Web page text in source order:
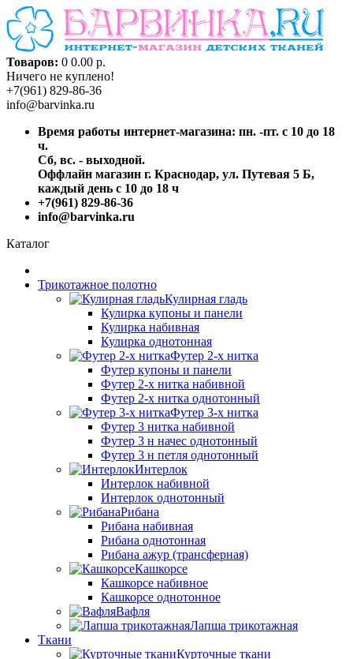
Товаров: 0 0.00 р.
Ничего не куплено!
+7(961) 829-86-36
info@barvinka.ru
Время работы интернет-магазина: пн. -пт. с 10 до 18
ч.
Сб, вс. - выходной.
Оффлайн магазин г. Краснодар, ул. Путевая 5 Б,
каждый день с 10 до 18 ч
+7(961) 829-86-36
info@barvinka.ru
Каталог
Трикотажное полотно
Кулирная гладь
Кулирка купоны и панели
Кулирка набивная
Кулирка однотонная
Футер 2-х нитка
Футер купоны и панели
Футер 2-х нитка набивной
Футер 2-х нитка однотонный
Футер 3-х нитка
Футер 3 нитка набивной
Футер 3 н начес однотонный
Футер 3 н петля однотонный
Интерлок
Интерлок набивной
Интерлок однотонный
Рибана
Рибана набивная
Рибана однотонная
Рибана ажур (трансферная)
Кашкорсе
Кашкорсе набивное
Кашкорсе однотонное
Вафля
Лапша трикотажная
Ткани
Курточные ткани